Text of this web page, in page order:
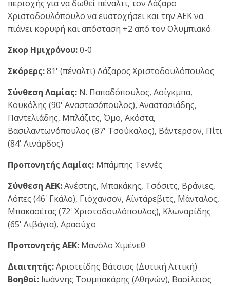
περιοχής για να δωθεί πέναλτι, τον Λάζαρο
Χριστοδουλόπουλο να ευστοχήσει και την ΑΕΚ να
πιάνει κορυφή και απόσταση +2 από τον Ολυμπιακό.
Σκορ Ημιχρόνου:0-0
Σκόρερς:81' (πέναλτι) Λάζαρος Χριστοδουλόπουλος
Σύνθεση Λαμίας: Ν. Παπαδόπουλος, Ασίγκμπα,
Κουκόλης (90' Αναστασόπουλος), Αναστασιάδης,
Παντελιάδης, Μπλάζιτς, Όμο, Ακόστα,
Βασιλαντωνόπουλος (87' Τσούκαλος), Βάντερσον, Πίτι
(84' Λινάρδος)
Προπονητής Λαμίας: Μπάμπης Τεννές
Σύνθεση ΑΕΚ:Ανέστης, Μπακάκης, Τσόσιτς, Βράνιες,
Λόπες (46' Γκάλο), Γιόχανσον, Αϊντάρεβιτς, Μάνταλος,
Μπακασέτας (72' Χριστοδουλόπουλος), Κλωναρίδης
(65' Λιβάγια), Αραούχο
Προπονητής ΑΕΚ: Μανόλο Χιμένεθ
Διαιτητής:Αριστείδης Βάτσιος (Δυτική Αττική)
Βοηθοί: Ιωάννης Τουμπακάρης (Αθηνών), Βασίλειος